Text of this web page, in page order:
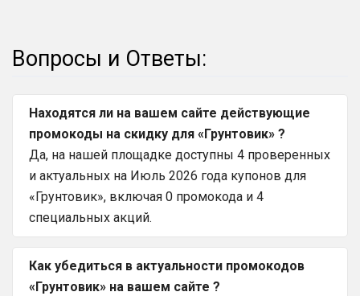
Вопросы и Ответы:
Находятся ли на вашем сайте действующие
промокоды на скидку для «Грунтовик» ?
Да, на нашей площадке доступны 4 проверенных
и актуальных на Июль 2026 года купонов для
«Грунтовик», включая 0 промокода и 4
специальных акций.
Как убедиться в актуальности промокодов
«Грунтовик» на вашем сайте ?